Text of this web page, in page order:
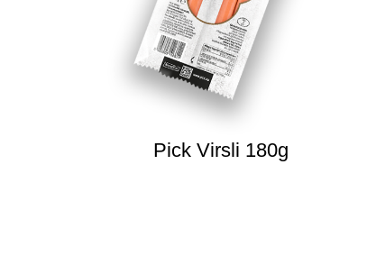
Pick Virsli 180g